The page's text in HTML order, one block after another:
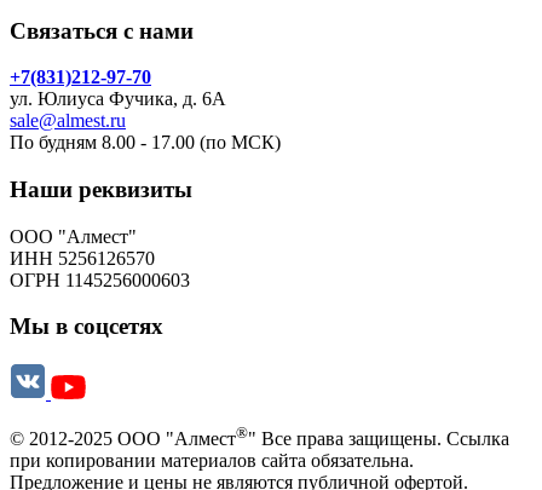
Связаться с нами
+7(831)212-97-70
ул. Юлиуса Фучика, д. 6А
sale@almest.ru
По будням 8.00 - 17.00 (по МСК)
Наши реквизиты
ООО "Алмест"
ИНН 5256126570
ОГРН 1145256000603
Мы в соцсетях
© 2012-2025 ООО "Алмест®" Все права защищены. Ссылка
при копировании материалов сайта обязательна.
Предложение и цены не являются публичной офертой.